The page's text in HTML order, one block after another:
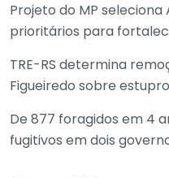
Projeto do MP
prioritários para
TRE-RS determina
Figueiredo sobre
De 877 foragidos em 4
fugitivos em dois